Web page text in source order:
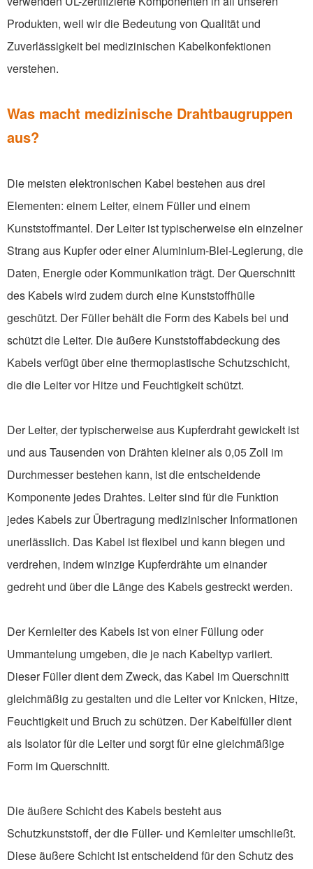
Produkten, weil wir die Bedeutung von Qualität und
Zuverlässigkeit bei medizinischen Kabelkonfektionen
verstehen.
Was macht medizinische Drahtbaugruppen
aus?
Die meisten elektronischen Kabel bestehen aus drei
Elementen: einem Leiter, einem Füller und einem
Kunststoffmantel. Der Leiter ist typischerweise ein einzelner
Strang aus Kupfer oder einer Aluminium-Blei-Legierung, die
Daten, Energie oder Kommunikation trägt. Der Querschnitt
des Kabels wird zudem durch eine Kunststoffhülle
geschützt. Der Füller behält die Form des Kabels bei und
schützt die Leiter. Die äußere Kunststoffabdeckung des
Kabels verfügt über eine thermoplastische Schutzschicht,
die die Leiter vor Hitze und Feuchtigkeit schützt.
Der Leiter, der typischerweise aus Kupferdraht gewickelt ist
und aus Tausenden von Drähten kleiner als 0,05 Zoll im
Durchmesser bestehen kann, ist die entscheidende
Komponente jedes Drahtes. Leiter sind für die Funktion
jedes Kabels zur Übertragung medizinischer Informationen
unerlässlich. Das Kabel ist flexibel und kann biegen und
verdrehen, indem winzige Kupferdrähte um einander
gedreht und über die Länge des Kabels gestreckt werden.
Der Kernleiter des Kabels ist von einer Füllung oder
Ummantelung umgeben, die je nach Kabeltyp variiert.
Dieser Füller dient dem Zweck, das Kabel im Querschnitt
gleichmäßig zu gestalten und die Leiter vor Knicken, Hitze,
Feuchtigkeit und Bruch zu schützen. Der Kabelfüller dient
als Isolator für die Leiter und sorgt für eine gleichmäßige
Form im Querschnitt.
Die äußere Schicht des Kabels besteht aus
Schutzkunststoff, der die Füller- und Kernleiter umschließt.
Diese äußere Schicht ist entscheidend für den Schutz des